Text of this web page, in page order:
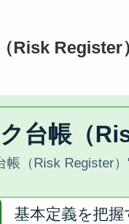
Risk Register